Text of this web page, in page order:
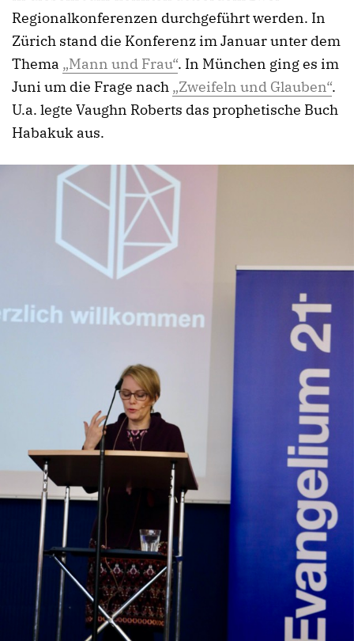
Regionalkonferenzen durchgeführt werden. In
Zürich stand die Konferenz im Januar unter dem
Thema „Mann und Frau“. In München ging es im
Juni um die Frage nach „Zweifeln und Glauben“.
U.a. legte Vaughn Roberts das prophetische Buch
Habakuk aus.